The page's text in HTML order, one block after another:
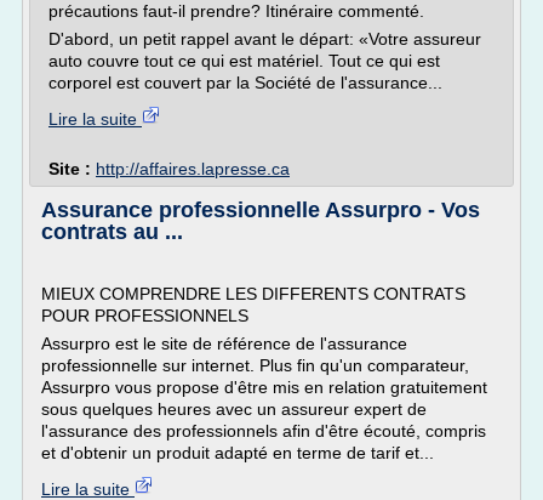
précautions faut-il prendre? Itinéraire commenté.
D'abord, un petit rappel avant le départ: «Votre assureur
auto couvre tout ce qui est matériel. Tout ce qui est
corporel est couvert par la Société de l'assurance...
Lire la suite
Site : http://affaires.lapresse.ca
Assurance professionnelle Assurpro - Vos
contrats au ...
MIEUX COMPRENDRE LES DIFFERENTS CONTRATS
POUR PROFESSIONNELS
Assurpro est le site de référence de l'assurance
professionnelle sur internet. Plus fin qu'un comparateur,
Assurpro vous propose d'être mis en relation gratuitement
sous quelques heures avec un assureur expert de
l'assurance des professionnels afin d'être écouté, compris
et d'obtenir un produit adapté en terme de tarif et...
Lire la suite